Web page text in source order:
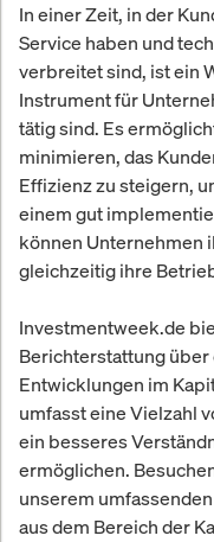
In einer Zeit, in der
Service haben und
verbreitet sind, ist ein
Instrument für
tätig sind. Es
minimieren, das
Effizienz zu steigern,
einem gut
können Unternehmen
gleichzeitig ihre
Investmentweek.de
Berichterstattung
Entwicklungen im
umfasst eine Vielzahl
ein besseres
ermöglichen.
unserem
aus dem Bereich der